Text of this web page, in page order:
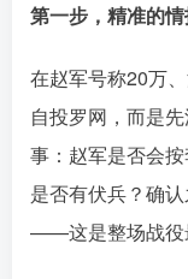
第一步，精准的情
在赵军号称20万
自投罗网，而是
事：赵军是否会
是否有伏兵󠄹󠅀󠄪󠄢󠄡󠄦󠄞󠄧󠄣󠄞󠄢󠄡󠄦󠄞󠄩󠄤󠅬󠅅󠅃󠄵󠅂󠄪󠅗󠅥󠅕󠅣󠅤󠅬󠅄󠄹󠄽󠄵󠄪󠄢󠄠󠄢󠄦󠄝󠄠󠄨󠄝󠄠󠄦󠄐󠄡󠄧󠄪󠄠󠄠󠄪󠄣󠄡󠅬󠅨󠅙󠅑󠅟󠅗󠅒󠄞󠅓󠅟󠅝󠄐󠇕󠆠󠅿󠇖󠆄󠆩󠇕󠅿󠆈󠇗󠆭󠆁󠄐󠇗󠅹󠅸󠇖󠆍󠅳󠇖󠅹󠅰󠇖󠆌󠅹？确
——这是整场战役